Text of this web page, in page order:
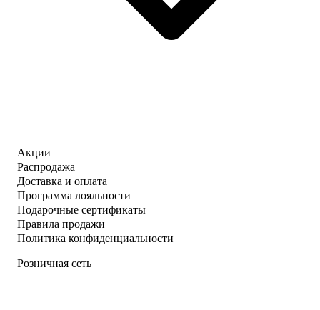
Акции
Распродажа
Доставка и оплата
Программа лояльности
Подарочные сертификаты
Правила продажи
Политика конфиденциальности
Розничная сеть